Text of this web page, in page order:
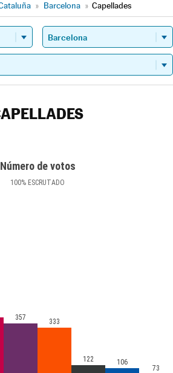
» Barcelona » Capellades
Número de votos
100% ESCRUTADO
357 333
122 106
73